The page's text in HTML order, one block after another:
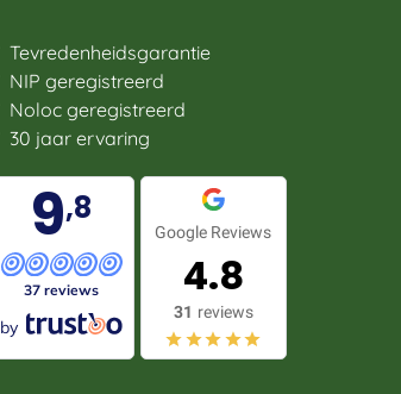
Tevredenheidsgarantie
NIP geregistreerd
Noloc geregistreerd
30 jaar ervaring
9,8
37 reviews
by
Google Reviews
4.8
31 reviews